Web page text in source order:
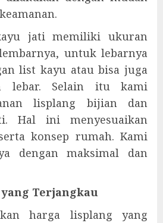
jati memiliki ukuran
untuk lebarnya
list kayu atau bisa juga
lebar. Selain itu kami
lisplang bijian dan
Hal ini menyesuaikan
konsep rumah. Kami
dengan maksimal dan
Terjangkau
harga lisplang yang